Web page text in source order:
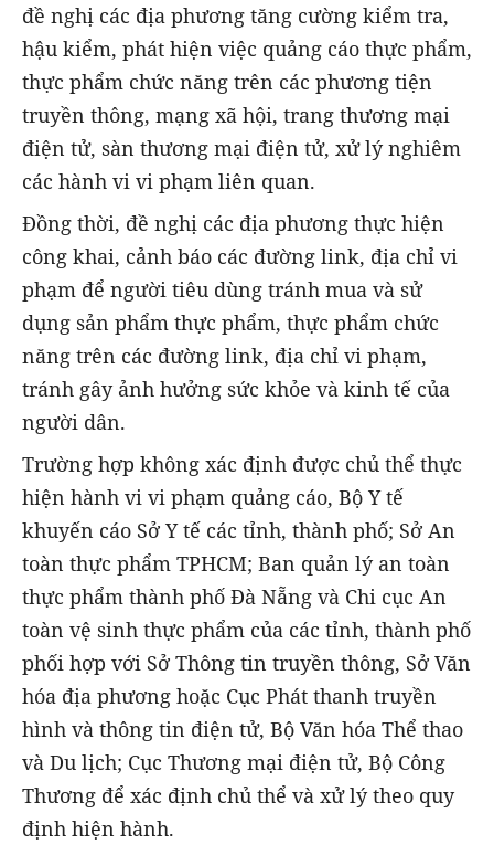
đề nghị các địa phương tăng cường kiểm tra,
hậu kiểm, phát hiện việc quảng cáo thực phẩm,
thực phẩm chức năng trên các phương tiện
truyền thông, mạng xã hội, trang thương mại
điện tử, sàn thương mại điện tử, xử lý nghiêm
các hành vi vi phạm liên quan.
Đồng thời, đề nghị các địa phương thực hiện
công khai, cảnh báo các đường link, địa chỉ vi
phạm để người tiêu dùng tránh mua và sử
dụng sản phẩm thực phẩm, thực phẩm chức
năng trên các đường link, địa chỉ vi phạm,
tránh gây ảnh hưởng sức khỏe và kinh tế của
người dân.
Trường hợp không xác định được chủ thể thực
hiện hành vi vi phạm quảng cáo, Bộ Y tế
khuyến cáo Sở Y tế các tỉnh, thành phố; Sở An
toàn thực phẩm TPHCM; Ban quản lý an toàn
thực phẩm thành phố Đà Nẵng và Chi cục An
toàn vệ sinh thực phẩm của các tỉnh, thành phố
phối hợp với Sở Thông tin truyền thông, Sở Văn
hóa địa phương hoặc Cục Phát thanh truyền
hình và thông tin điện tử, Bộ Văn hóa Thể thao
và Du lịch; Cục Thương mại điện tử, Bộ Công
Thương để xác định chủ thể và xử lý theo quy
định hiện hành.